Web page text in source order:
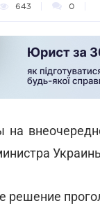
643 0
на
решение